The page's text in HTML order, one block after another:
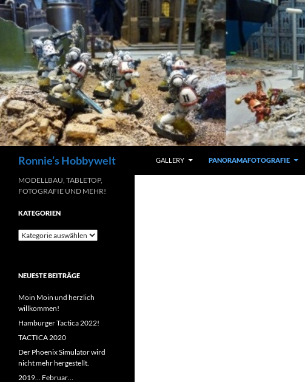
Zum
Inhalt
springen
Ronnie’s Hobbywelt GALLERY PANORAMAFOTOGRAFIE
MODELLBAU, TABLETOP,
FOTOGRAFIE UND MEHR!
KATEGORIEN
Kategorien
NEUESTE BEITRÄGE
Moin Moin und herzlich
willkommen!
Hamburger Tactica 2022!
TACTICA 2020
Der Phoenix Simulator wird
nicht mehr hergestellt.
2019… Februar…